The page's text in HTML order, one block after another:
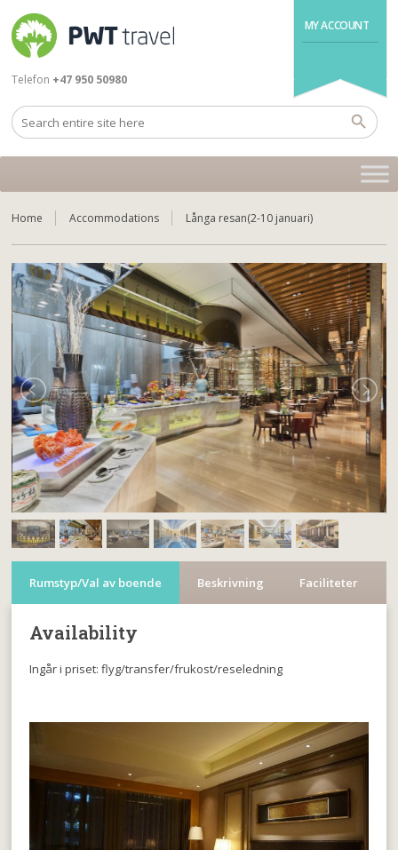
MY ACCOUNT
Telefon +47 950 50980
Home Accommodations Långa resan(2-10 januari)
Rumstyp/Val av boende Beskrivning Faciliteter
Availability
Ingår i priset: flyg/transfer/frukost/reseledning